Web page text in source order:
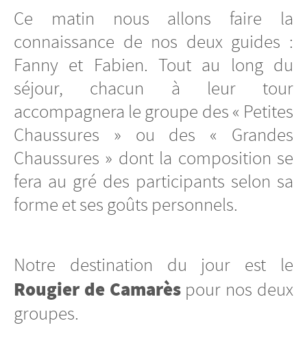
Ce matin nous allons faire la
connaissance de nos deux guides :
Fanny et Fabien. Tout au long du
séjour, chacun à leur tour
accompagnera le groupe des « Petites
Chaussures » ou des « Grandes
Chaussures » dont la composition se
fera au gré des participants selon sa
forme et ses goûts personnels.
Notre destination du jour est le
Rougier de Camarès pour nos deux
groupes.